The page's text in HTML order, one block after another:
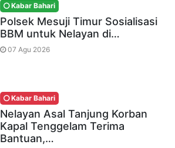
Kabar Bahari
Polsek Mesuji Timur Sosialisasi
BBM untuk Nelayan di…
07 Agu 2026
Kabar Bahari
Nelayan Asal Tanjung Korban
Kapal Tenggelam Terima
Bantuan,…